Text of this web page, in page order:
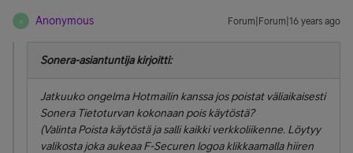
A Anonymous Forum|Forum|16 years ago
Sonera-asiantuntija kirjoitti:
Jatkuuko ongelma Hotmailin kanssa jos poistat väliaikaisesti
Sonera Tietoturvan kokonaan pois käytöstä?
(ValintaPoista käytöstä ja salli kaikki verkkoliikenne. Löytyy
valikosta joka aukeaa F-Securen logoa klikkaamalla hiiren